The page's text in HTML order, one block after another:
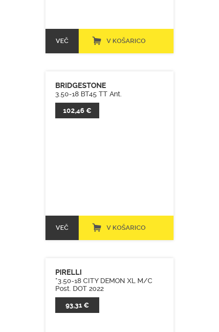
VEČ V KOŠARICO
BRIDGESTONE
3.50-18 BT45 TT Ant.
102,46 €
VEČ V KOŠARICO
PIRELLI
*3.50-18 CITY DEMON XL M/C
Post. DOT 2022
93,31 €